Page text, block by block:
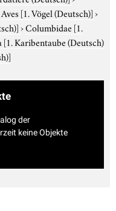
Aves [1. Vögel (Deutsch)]›
›Columbidae [1.
[1. Karibentaube (Deutsch)
der
keine Objekte